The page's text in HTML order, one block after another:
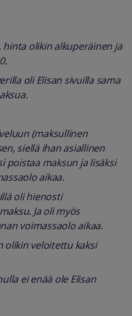
hinta olikin alkuperäinen ja
oli Elisan sivuilla sama
(maksullinen
siellä ihan asiallinen
poistaa maksun ja lisäksi
aikaa.
oli hienosti
Ja oli myös
voimassaolo aikaa.
veloitettu kaksi
ei enää ole Elisan